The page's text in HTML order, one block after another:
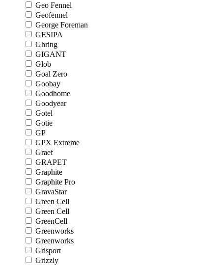
Geo Fennel
Geofennel
George Foreman
GESIPA
Ghring
GIGANT
Glob
Goal Zero
Goobay
Goodhome
Goodyear
Gotel
Gotie
GP
GPX Extreme
Graef
GRAPET
Graphite
Graphite Pro
GravaStar
Green Cell
Green Cell
GreenCell
Greenworks
Greenworks
Grisport
Grizzly